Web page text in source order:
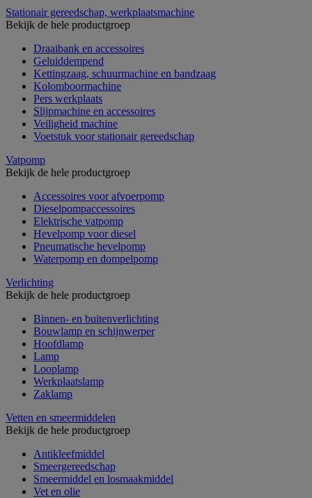
Stationair gereedschap, werkplaatsmachine
Bekijk de hele productgroep
Draaibank en accessoires
Geluiddempend
Kettingzaag, schuurmachine en bandzaag
Kolomboormachine
Pers werkplaats
Slijpmachine en accessoires
Veiligheid machine
Voetstuk voor stationair gereedschap
Vatpomp
Bekijk de hele productgroep
Accessoires voor afvoerpomp
Dieselpompaccessoires
Elektrische vatpomp
Hevelpomp voor diesel
Pneumatische hevelpomp
Waterpomp en dompelpomp
Verlichting
Bekijk de hele productgroep
Binnen- en buitenverlichting
Bouwlamp en schijnwerper
Hoofdlamp
Lamp
Looplamp
Werkplaatslamp
Zaklamp
Vetten en smeermiddelen
Bekijk de hele productgroep
Antikleefmiddel
Smeergereedschap
Smeermiddel en losmaakmiddel
Vet en olie